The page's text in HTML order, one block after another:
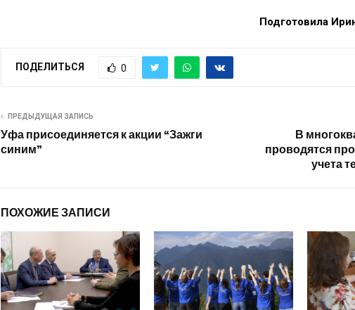
Подготовила
ПОДЕЛИТЬСЯ 0
ПРЕДЫДУЩАЯ ЗАПИСЬ
Уфа присоединяется к акции “Зажги
синим”
В
проводятся
учета
ПОХОЖИЕ ЗАПИСИ